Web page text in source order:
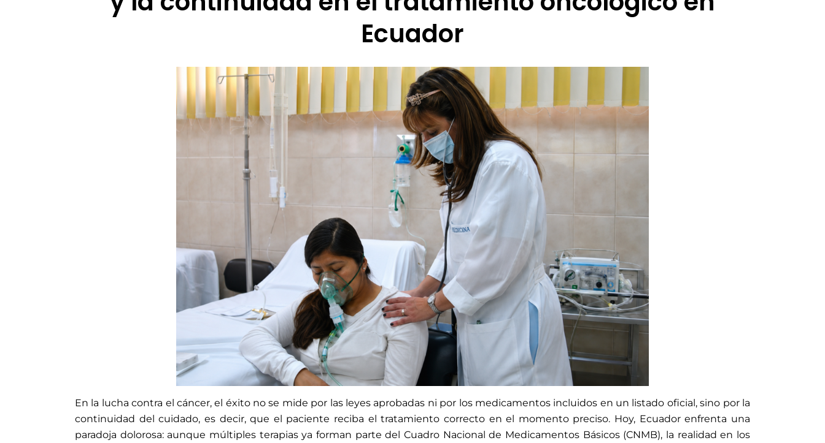
Ecuador
En la lucha contra el cáncer, el éxito no se mide por las leyes aprobadas ni por los medicamentos incluidos en un listado oficial, sino por la
continuidad del cuidado, es decir, que el paciente reciba el tratamiento correcto en el momento preciso. Hoy, Ecuador enfrenta una
paradoja dolorosa: aunque múltiples terapias ya forman parte del Cuadro Nacional de Medicamentos Básicos (CNMB), la realidad en los